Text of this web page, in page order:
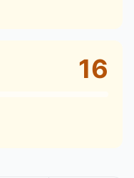
16